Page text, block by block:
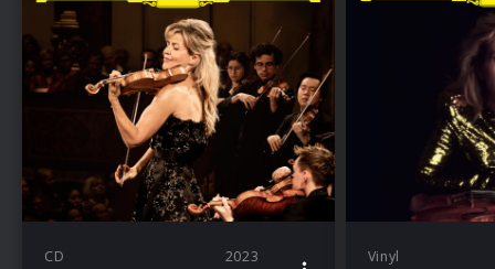
CD 2023 Vinyl